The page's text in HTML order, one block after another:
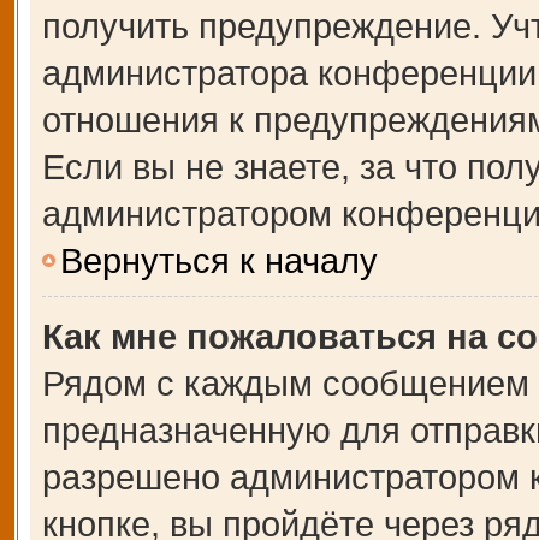
получить предупреждение.
администратора
отношения к
Если вы не знаете, за что
администратором
Вернуться к началу
Как мне пожаловаться на
Рядом с каждым сообщением
предназначенную для
разрешено
кнопке, вы пройдёте через